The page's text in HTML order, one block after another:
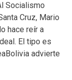
Socialismo
Cruz, Mario
hace reír a
El tipo es
advierte